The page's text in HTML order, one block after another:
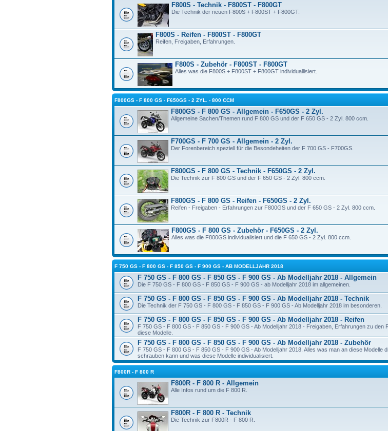
F800S - Technik - F800ST - F800GT
Die Technik der neuen F800S + F800ST + F800GT.
F800S - Reifen - F800ST - F800GT
Reifen, Freigaben, Erfahrungen.
F800S - Zubehör - F800ST - F800GT
Alles was die F800S + F800ST + F800GT individuallisiert.
F800GS - F 800 GS - F650GS - 2 ZYL. - 800 CCM
F800GS - F 800 GS - Allgemein - F650GS - 2 Zyl.
Allgemeine Sachen/Themen rund F 800 GS und der F 650 GS - 2 Zyl. 800 ccm.
F700GS - F 700 GS - Allgemein - 2 Zyl.
Der Forenbereich speziell für die Besondeheiten der F 700 GS - F700GS.
F800GS - F 800 GS - Technik - F650GS - 2 Zyl.
Die Technik zur F 800 GS und der F 650 GS - 2 Zyl. 800 ccm.
F800GS - F 800 GS - Reifen - F650GS - 2 Zyl.
Reifen - Freigaben - Erfahrungen zur F800GS und der F 650 GS - 2 Zyl. 800 ccm.
F800GS - F 800 GS - Zubehör - F650GS - 2 Zyl.
Alles was die F800GS individualisiert und die F 650 GS - 2 Zyl. 800 ccm.
F 750 GS - F 800 GS - F 850 GS - F 900 GS - AB MODELLJAHR 2018
F 750 GS - F 800 GS - F 850 GS - F 900 GS - Ab Modelljahr 2018 - Allgemein
Die F 750 GS - F 800 GS - F 850 GS - F 900 GS - ab Modelljahr 2018 im allgemeinen.
F 750 GS - F 800 GS - F 850 GS - F 900 GS - Ab Modelljahr 2018 - Technik
Die Technik der F 750 GS - F 800 GS - F 850 GS - F 900 GS - Ab Modelljahr 2018 im besonderen.
F 750 GS - F 800 GS - F 850 GS - F 900 GS - Ab Modelljahr 2018 - Reifen
F 750 GS - F 800 GS - F 850 GS - F 900 GS - Ab Modelljahr 2018 - Freigaben, Erfahrungen zu den
diese Modelle.
F 750 GS - F 800 GS - F 850 GS - F 900 GS - Ab Modelljahr 2018 - Zubehör
F 750 GS - F 800 GS - F 850 GS - F 900 GS - Ab Modelljahr 2018. Alles was man an diese Modelle
schrauben kann und was diese Modelle individualisiert.
F800R - F 800 R
F800R - F 800 R - Allgemein
Alle Infos rund um die F 800 R.
F800R - F 800 R - Technik
Die Technik zur F800R - F 800 R.